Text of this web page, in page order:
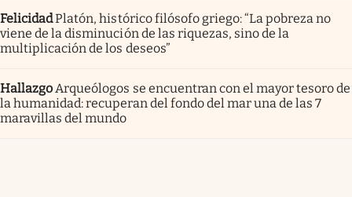
FelicidadPlatón, histórico filósofo griego: “La pobreza no
viene de la disminución de las riquezas, sino de la
multiplicación de los deseos”
Hallazgo Arqueólogos se encuentran con el mayor tesoro de
la humanidad: recuperan del fondo del mar una de las 7
maravillas del mundo